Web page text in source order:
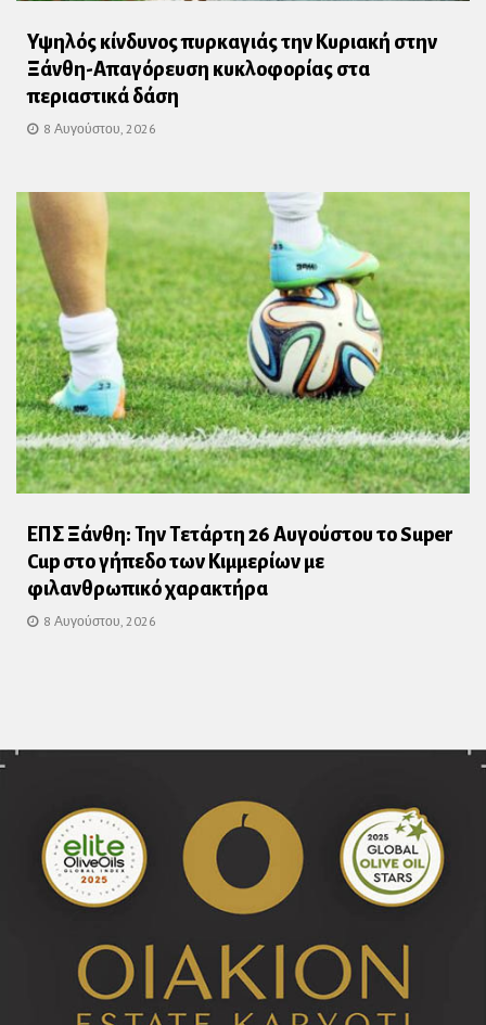
Υψηλός κίνδυνος πυρκαγιάς την Κυριακή στην
Ξάνθη-Απαγόρευση κυκλοφορίας στα
περιαστικά δάση
8 Αυγούστου, 2026
ΕΠΣ Ξάνθη: Την Τετάρτη 26 Αυγούστου το Super
Cup στο γήπεδο των Κιμμερίων με
φιλανθρωπικό χαρακτήρα
8 Αυγούστου, 2026